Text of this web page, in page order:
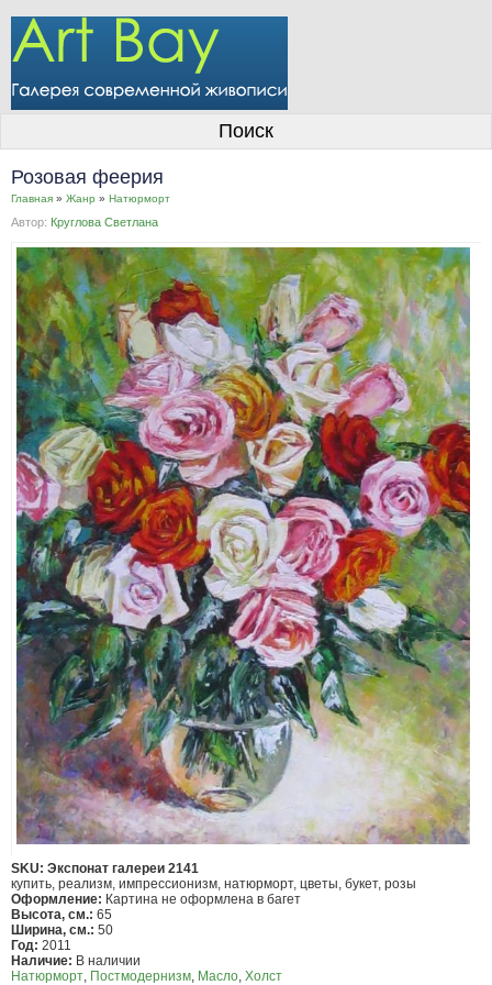
Информация для покупателей
Контакты
Личный кабинет
Поиск
Розовая феерия
Главная » Жанр » Натюрморт
Автор: Круглова Светлана
SKU: Экспонат галереи 2141
купить, реализм, импрессионизм, натюрморт, цветы, букет, розы
Оформление: Картина не оформлена в багет
Высота, см.: 65
Ширина, см.: 50
Год: 2011
Наличие: В наличии
Натюрморт Постмодернизм Масло Холст